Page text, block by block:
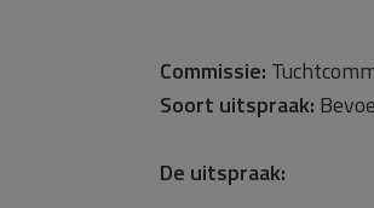
Commissie:
Soort uitspraak:
De uitspraak: